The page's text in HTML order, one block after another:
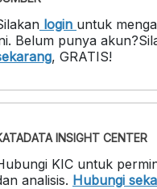
login untuk
. Belum punya akun?
, GRATIS!
INSIGHT CENTER
KIC untuk
analisis. Hubungi